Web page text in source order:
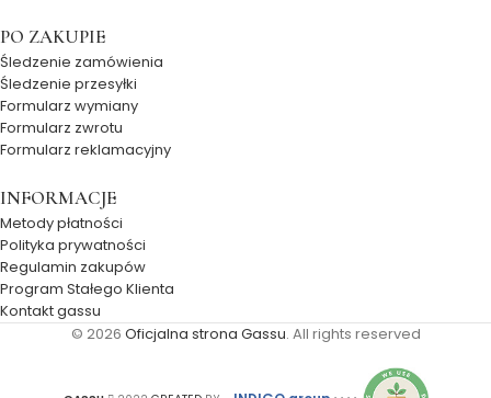
PO ZAKUPIE
Śledzenie zamówienia
Śledzenie przesyłki
Formularz wymiany
Formularz zwrotu
Formularz reklamacyjny
INFORMACJE
Metody płatności
Polityka prywatności
Regulamin zakupów
Program Stałego Klienta
Kontakt gassu
© 2026 Oficjalna strona Gassu. All rights reserved